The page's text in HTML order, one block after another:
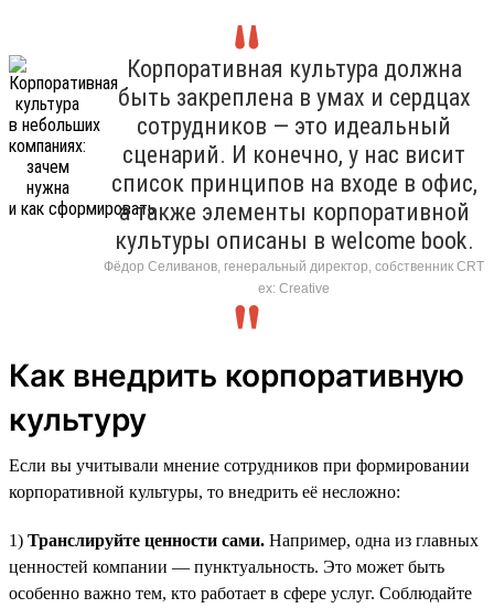
Корпоративная культура должна
быть закреплена в умах и сердцах
сотрудников — это идеальный
сценарий. И конечно, у нас висит
список принципов на входе в офис,
а также элементы корпоративной
культуры описаны в welcome book.
Фёдор Селиванов, генеральный директор, собственник CRT
ex: Creative
Как внедрить корпоративную
культуру
Если вы учитывали мнение сотрудников при формировании
корпоративной культуры, то внедрить её несложно:
1) Транслируйте ценности сами. Например, одна из главных
ценностей компании — пунктуальность. Это может быть
особенно важно тем, кто работает в сфере услуг. Соблюдайте